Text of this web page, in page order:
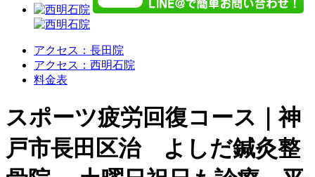
アクセス：長田院
アクセス：西明石院
料金表
スポーツ疲労回復コース｜神
戸市長田区治 よしだ鍼灸整